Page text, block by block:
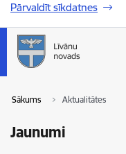
Pārvaldīt sīkdatnes
Sākums Aktualitātes
Jaunumi